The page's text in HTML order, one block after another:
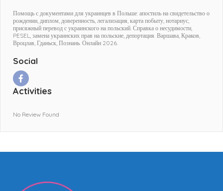
Помощь с документами для украинцев в Польше: апостиль на свидетельство о
рождении, диплом, доверенность, легализация, карта побыту, нотариус,
присяжный перевод с украинского на польский. Справка о несудимости,
PESEL, замена украинских прав на польские, депортация. Варшава, Краков,
Вроцлав, Гданьск, Познань. Онлайн 2026.
Social
Activities
No Review Found